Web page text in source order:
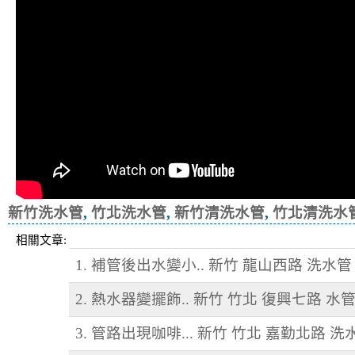
新竹洗水管, 竹北洗水管, 新竹清洗水管, 竹北清洗水
相關文章:
1. 補管後出水變小.. 新竹 龍山西路 洗水管
2. 熱水器變擺飾.. 新竹 竹北 復興七路 水
3. 管路出現咖啡... 新竹 竹北 嘉勤北路 洗